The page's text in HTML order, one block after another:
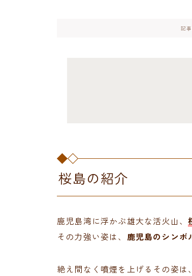
記
桜島の紹介
鹿児島湾に浮かぶ雄大な活火山、
その力強い姿は、 鹿児島のシンボ
絶え間なく噴煙を上げるその姿は